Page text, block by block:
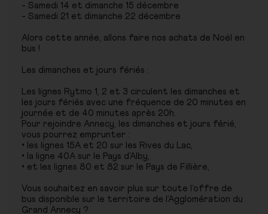
- Samedi 14 et dimanche 15 décembre
- Samedi 21 et dimanche 22 décembre
Alors cette année, allons faire nos achats de Noël en
bus !
Les dimanches et jours fériés :
Les lignes Rytmo 1, 2 et 3 circulent les dimanches et
les jours fériés avec une fréquence de 20 minutes en
journée et de 40 minutes après 20h.
Pour rejoindre Annecy, les dimanches et jours férié,
vous pourrez emprunter :
• les lignes 15A et 20 sur les Rives du Lac,
• la ligne 40A sur le Pays d’Alby,
• et les lignes 80 et 82 sur le Pays de Fillière,
Vous souhaitez en savoir plus sur toute l’offre de
bus disponible sur le territoire de l’Agglomération du
Grand Annecy ?